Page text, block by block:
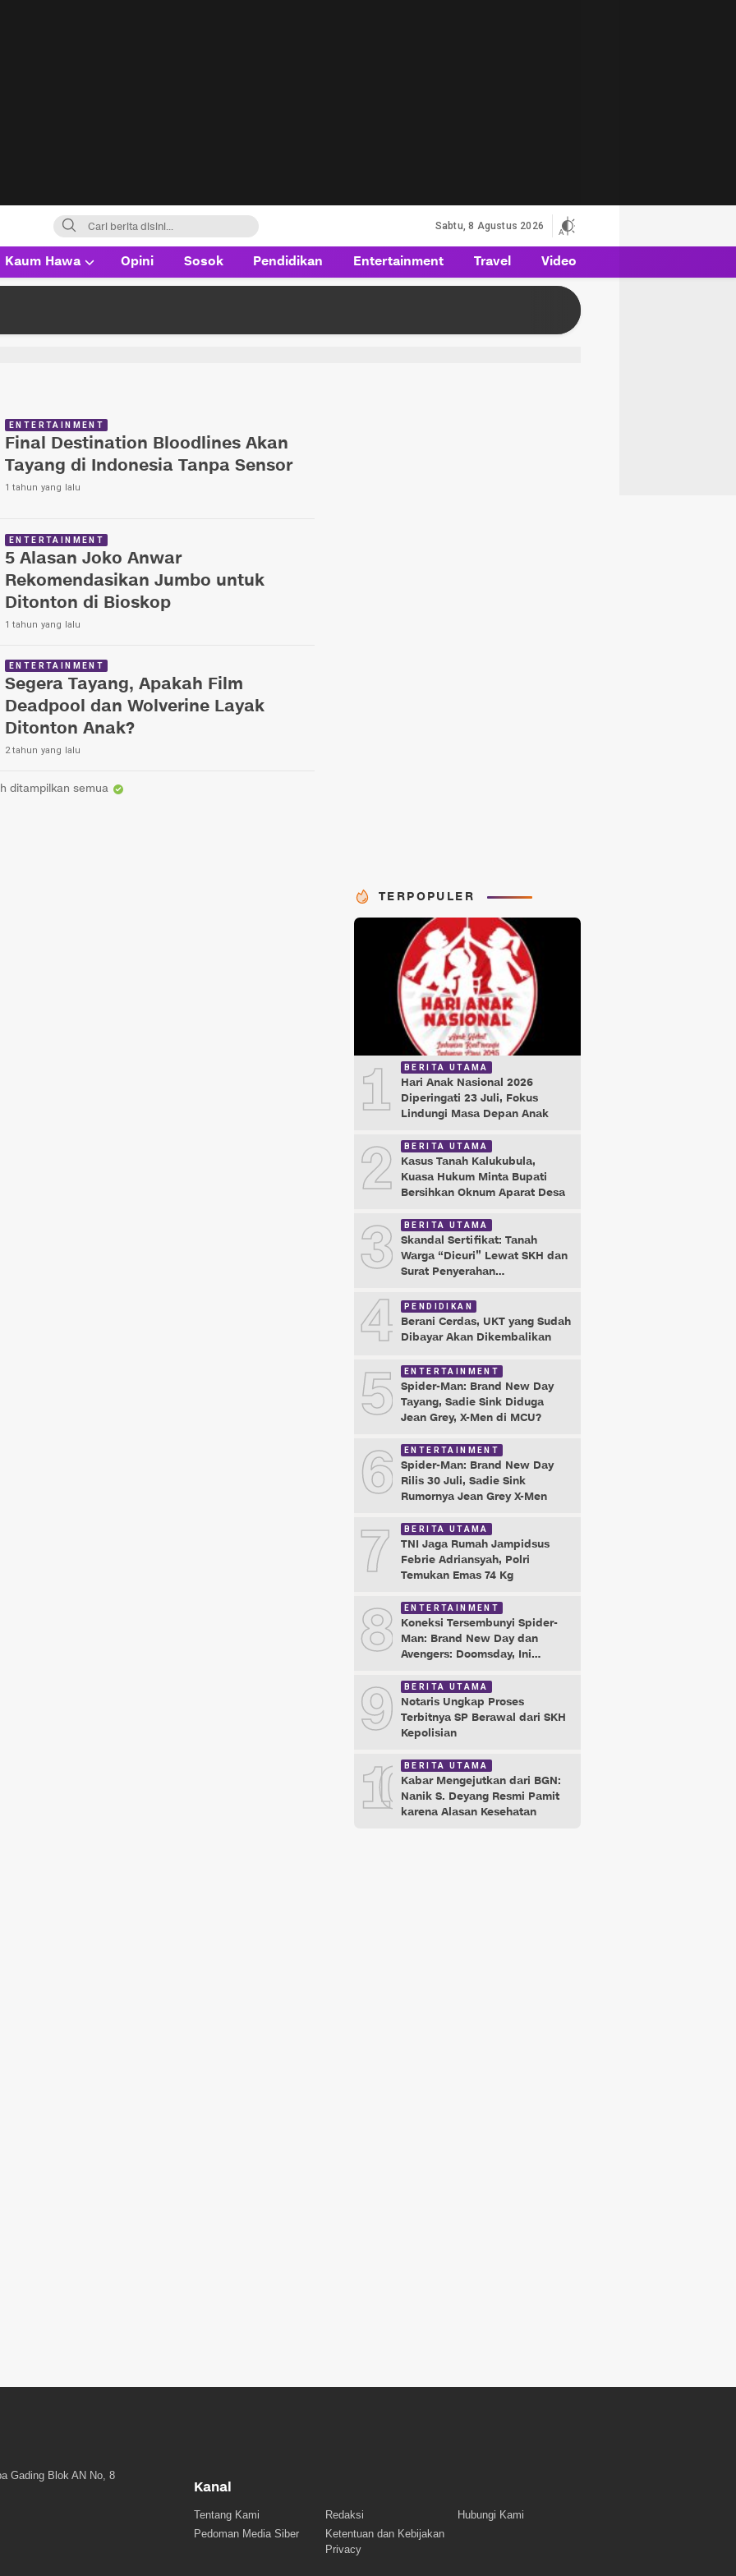
Sabtu, 8 Agustus 2026
Kaum Hawa Opini Sosok Pendidikan Entertainment Travel Video
ENTERTAINMENT
Final Destination Bloodlines Akan
Tayang di Indonesia Tanpa Sensor
1 tahun yang lalu
ENTERTAINMENT
5 Alasan Joko Anwar
Rekomendasikan Jumbo untuk
Ditonton di Bioskop
1 tahun yang lalu
ENTERTAINMENT
Segera Tayang, Apakah Film
Deadpool dan Wolverine Layak
Ditonton Anak?
2 tahun yang lalu
ditampilkan semua
TERPOPULER
1 BERITA UTAMA
Hari Anak Nasional 2026
Diperingati 23 Juli, Fokus
Lindungi Masa Depan Anak
2 BERITA UTAMA
Kasus Tanah Kalukubula,
Kuasa Hukum Minta Bupati
Bersihkan Oknum Aparat Desa
3 BERITA UTAMA
Skandal Sertifikat: Tanah
Warga “Dicuri” Lewat SKH dan
Surat Penyerahan
4 PENDIDIKAN
Berani Cerdas, UKT yang Sudah
Dibayar Akan Dikembalikan
5 ENTERTAINMENT
Spider-Man: Brand New Day
Tayang, Sadie Sink Diduga
Jean Grey, X-Men di MCU?
6 ENTERTAINMENT
Spider-Man: Brand New Day
Rilis 30 Juli, Sadie Sink
Rumornya Jean Grey X-Men
7 BERITA UTAMA
TNI Jaga Rumah Jampidsus
Febrie Adriansyah, Polri
Temukan Emas 74 Kg
8 ENTERTAINMENT
Koneksi Tersembunyi Spider-
Man: Brand New Day dan
Avengers: Doomsday, Ini
9 BERITA UTAMA
Notaris Ungkap Proses
Terbitnya SP Berawal dari SKH
Kepolisian
10 BERITA UTAMA
Kabar Mengejutkan dari BGN:
Nanik S. Deyang Resmi Pamit
karena Alasan Kesehatan
Gading Blok AN No, 8
Kanal
Tentang Kami Redaksi
Hubungi Kami
Pedoman Media Siber
Ketentuan dan Kebijakan
Privacy